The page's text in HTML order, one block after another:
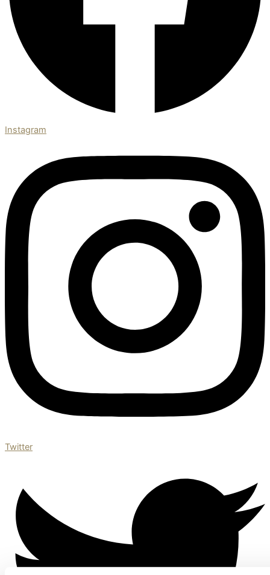
Instagram
Twitter